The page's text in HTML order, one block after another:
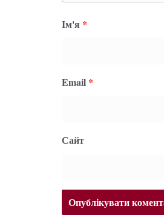
Ім'я *
Email *
Сайт